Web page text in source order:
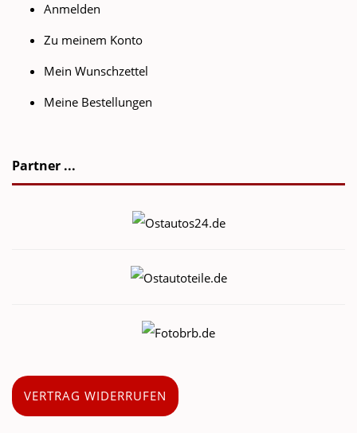
Anmelden
Zu meinem Konto
Mein Wunschzettel
Meine Bestellungen
Partner ...
VERTRAG WIDERRUFEN